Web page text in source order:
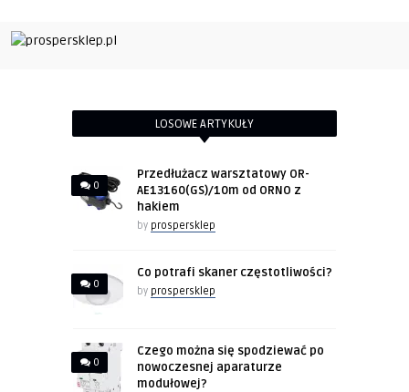
LOSOWE ARTYKUŁY
0
Przedłużacz warsztatowy OR-
AE13160(GS)/10m od ORNO z
hakiem
by prospersklep
0
Co potrafi skaner częstotliwości?
by prospersklep
0
Czego można się spodziewać po
nowoczesnej aparaturze
modułowej?